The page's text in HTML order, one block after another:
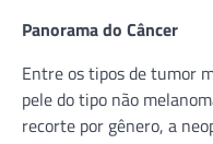
Panorama do Câncer
Entre os tipos de tumor
pele do tipo não
recorte por gênero, a